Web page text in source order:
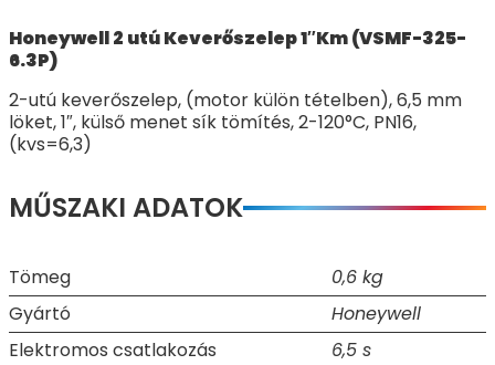
Honeywell 2 utú Keverőszelep 1″Km (VSMF-325-
6.3P)
2-utú keverőszelep, (motor külön tételben), 6,5 mm
löket, 1″, külső menet sík tömítés, 2-120°C, PN16,
(kvs=6,3)
MŰSZAKI ADATOK
Tömeg
0,6 kg
Gyártó
Honeywell
Elektromos csatlakozás
6,5 s